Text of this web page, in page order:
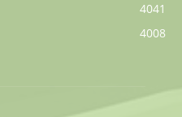
4041
4008